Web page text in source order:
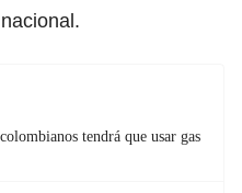
tendrá que usar gas